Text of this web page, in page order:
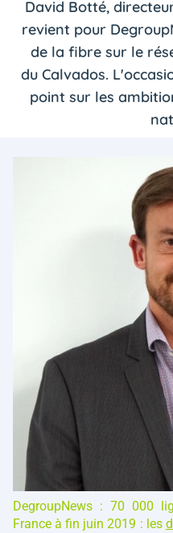
David Botté,
revient pour
de la fibre sur le
du Calvados.
point sur les
DegroupNews : 70 000
France à fin juin 2019 : les